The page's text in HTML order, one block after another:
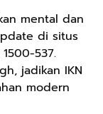
mental dan
di situs
537.
jadikan IKN
modern